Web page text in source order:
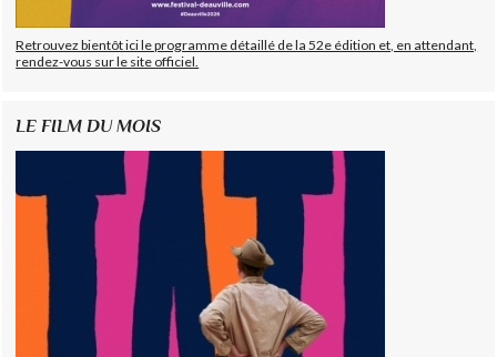
Retrouvez bientôt ici le programme détaillé de la 52e édition et, en attendant,
rendez-vous sur le site officiel.
LE FILM DU MOIS